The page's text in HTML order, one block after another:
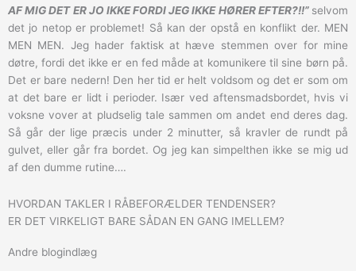
AF MIG DET ER JO IKKE FORDI JEG IKKE HØRER EFTER?!!” selvom
det jo netop er problemet! Så kan der opstå en konflikt der. MEN
MEN MEN. Jeg hader faktisk at hæve stemmen over for mine
døtre, fordi det ikke er en fed måde at komunikere til sine børn på.
Det er bare nedern! Den her tid er helt voldsom og det er som om
at det bare er lidt i perioder. Især ved aftensmadsbordet, hvis vi
voksne vover at pludselig tale sammen om andet end deres dag.
Så går der lige præcis under 2 minutter, så kravler de rundt på
gulvet, eller går fra bordet. Og jeg kan simpelthen ikke se mig ud
af den dumme rutine….
HVORDAN TAKLER I RÅBEFORÆLDER TENDENSER?
ER DET VIRKELIGT BARE SÅDAN EN GANG IMELLEM?
Andre blogindlæg